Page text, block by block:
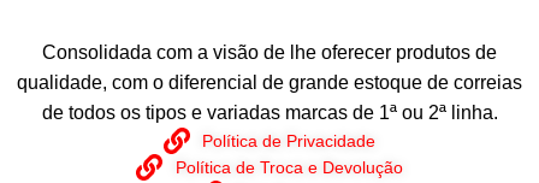
Consolidada com a visão de lhe oferecer produtos de
qualidade, com o diferencial de grande estoque de correias
de todos os tipos e variadas marcas de 1ª ou 2ª linha.
Política de Privacidade
Política de Troca e Devolução